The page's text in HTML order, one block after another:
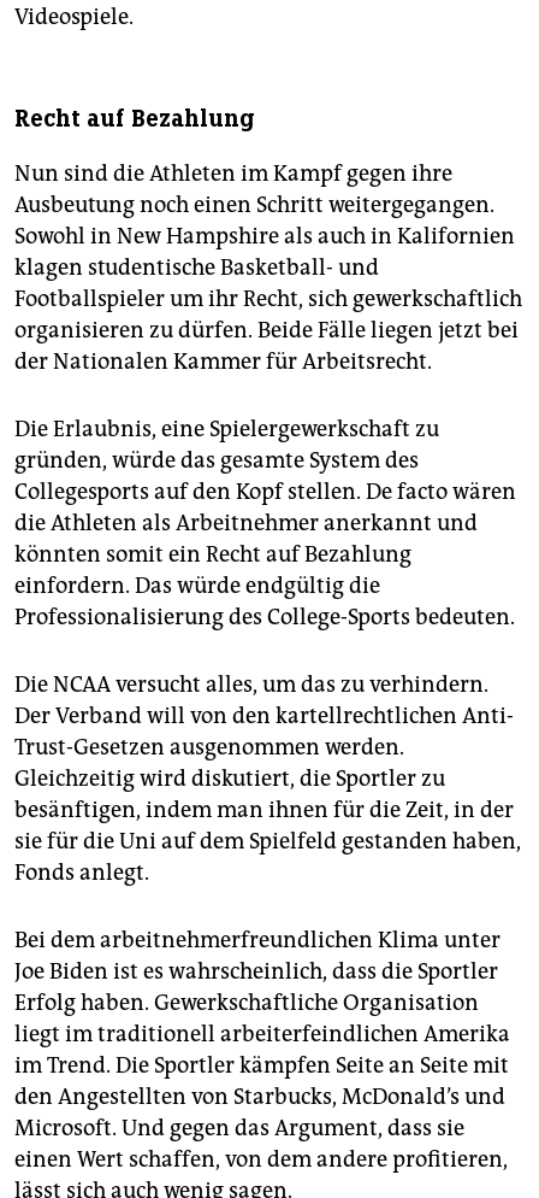
Videospiele.
Recht auf Bezahlung
Nun sind die Athleten im Kampf gegen ihre
Ausbeutung noch einen Schritt weitergegangen.
Sowohl in New Hampshire als auch in Kalifornien
klagen studentische Basketball- und
Footballspieler um ihr Recht, sich gewerkschaftlich
organisieren zu dürfen. Beide Fälle liegen jetzt bei
der Nationalen Kammer für Arbeitsrecht.
Die Erlaubnis, eine Spielergewerkschaft zu
gründen, würde das gesamte System des
Collegesports auf den Kopf stellen. De facto wären
die Athleten als Arbeitnehmer anerkannt und
könnten somit ein Recht auf Bezahlung
einfordern. Das würde endgültig die
Professionalisierung des College-Sports bedeuten.
Die NCAA versucht alles, um das zu verhindern.
Der Verband will von den kartellrechtlichen Anti-
Trust-Gesetzen ausgenommen werden.
Gleichzeitig wird diskutiert, die Sportler zu
besänftigen, indem man ihnen für die Zeit, in der
sie für die Uni auf dem Spielfeld gestanden haben,
Fonds anlegt.
Bei dem arbeitnehmerfreundlichen Klima unter
Joe Biden ist es wahrscheinlich, dass die Sportler
Erfolg haben. Gewerkschaftliche Organisation
liegt im traditionell arbeiterfeindlichen Amerika
im Trend. Die Sportler kämpfen Seite an Seite mit
den Angestellten von Starbucks, McDonald’s und
Microsoft. Und gegen das Argument, dass sie
einen Wert schaffen, von dem andere profitieren,
lässt sich auch wenig sagen.